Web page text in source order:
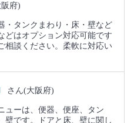
府)
・タンクまわり・床・壁など
どはオプション対応可能です
相談ください。柔軟に対応い
さん(大阪府)
ューは、便器、便座、タン
壁です。ドアと床、壁に関し